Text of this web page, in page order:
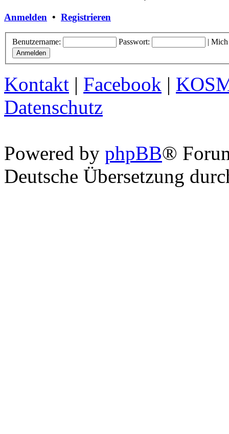
Anmelden • Registrieren
Benutzername: Passwort: | Mich
Kontakt | Facebook |
Datenschutz
Powered by phpBB®
Deutsche Übersetzung